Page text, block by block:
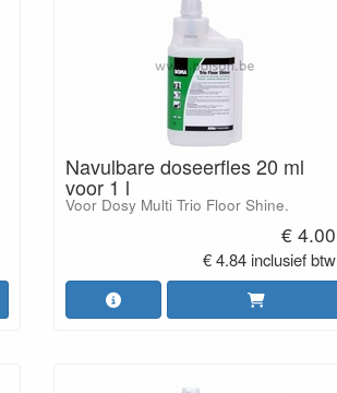
Navulbare doseerfles 20 ml
voor 1 l
Voor Dosy Multi Trio Floor Shine.
€ 4.00
€ 4.84 inclusief btw